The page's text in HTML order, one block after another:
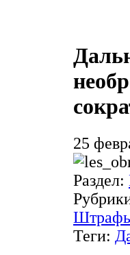
25
Раздел:
Теги: